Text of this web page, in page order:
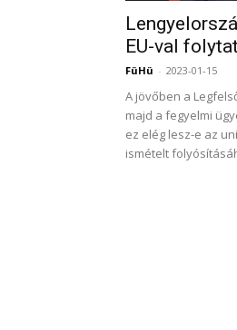
EU-val
FüHü - 2023-01-15
A jövőben a
majd a fegyelmi
ez elég lesz-e az
ismételt